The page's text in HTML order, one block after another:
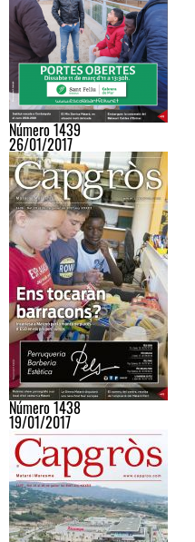
Número 1439
26/01/2017
Número 1438
19/01/2017